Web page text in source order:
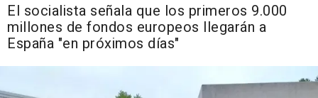
El socialista señala que los primeros 9.000
millones de fondos europeos llegarán a
España "en próximos días"